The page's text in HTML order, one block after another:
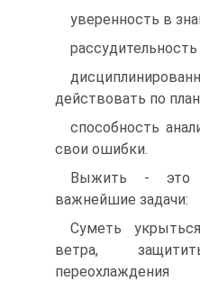
уверенность в
действовать по
способность
свои ошибки.
Выжить - это
важнейшие задачи:
Суметь
ветра,